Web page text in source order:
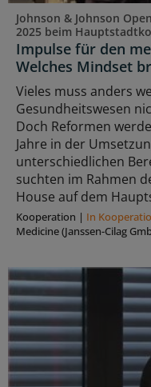
Johnson & Johnson
2025 beim
Impulse für den
Welches Mindset
Vieles muss anders
Gesundheitswesen
Doch Reformen
Jahre in der
unterschiedlichen
suchten im Rahmen
House auf dem
Kooperation | In
Medicine (Janssen-Cilag